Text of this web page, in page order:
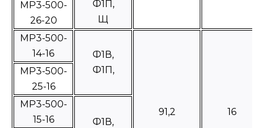
Ф1П,
Щ
МР3-500-
26-20
МР3-500-
14-16
Ф1В,
Ф1П,
91,2 16
МР3-500-
25-16
МР3-500-
15-16
Ф1В,